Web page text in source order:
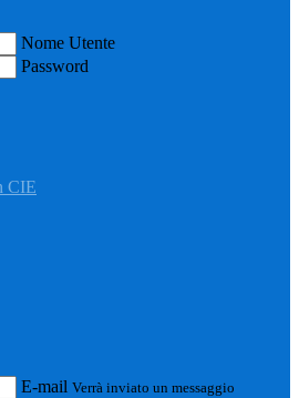
Nome Utente
Password
CIE
E-mail Verrà inviato un messaggio